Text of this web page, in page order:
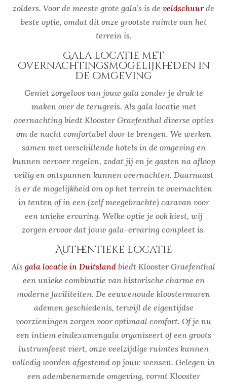
zolders. Voor de meeste grote gala’s is de veldschuurde
beste optie, omdat dit onze grootste ruimte van het
terrein is.
Gala locatie met
overnachtingsmogelijkheden in
de omgeving
Geniet zorgeloos van jouw gala zonder je druk te
maken over de terugreis. Als gala locatie met
overnachting biedt Klooster Graefenthal diverse opties
om de nacht comfortabel door te brengen. We werken
samen met verschillende hotels in de omgeving en
kunnen vervoer regelen, zodat jij en je gasten na afloop
veilig en ontspannen kunnen overnachten. Daarnaast
is er de mogelijkheid om op het terrein te overnachten
in tenten of in een (zelf meegebrachte) caravan voor
een unieke ervaring. Welke optie je ook kiest, wij
zorgen ervoor dat jouw gala-ervaring compleet is.
Authentieke locatie
Als gala locatie in Duitsland biedt Klooster Graefenthal
een unieke combinatie van historische charme en
moderne faciliteiten. De eeuwenoude kloostermuren
ademen geschiedenis, terwijl de eigentijdse
voorzieningen zorgen voor optimaal comfort. Of je nu
een intiem eindexamengala organiseert of een groots
lustrumfeest viert, onze veelzijdige ruimtes kunnen
volledig worden afgestemd op jouw wensen. Gelegen in
een adembenemende omgeving, vormt Klooster